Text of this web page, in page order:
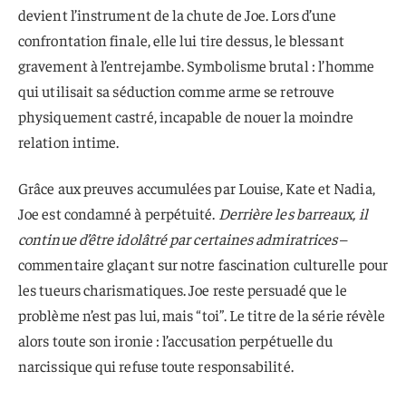
devient l’instrument de la chute de Joe. Lors d’une
confrontation finale, elle lui tire dessus, le blessant
gravement à l’entrejambe. Symbolisme brutal : l’homme
qui utilisait sa séduction comme arme se retrouve
physiquement castré, incapable de nouer la moindre
relation intime.
Grâce aux preuves accumulées par Louise, Kate et Nadia,
Joe est condamné à perpétuité. Derrière les barreaux, il
continue d’être idolâtré par certaines admiratrices–
commentaire glaçant sur notre fascination culturelle pour
les tueurs charismatiques. Joe reste persuadé que le
problème n’est pas lui, mais “toi”. Le titre de la série révèle
alors toute son ironie : l’accusation perpétuelle du
narcissique qui refuse toute responsabilité.